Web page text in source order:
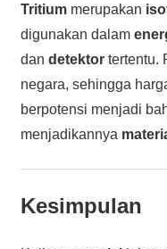
Tritiummerupakan
digunakan dalam
dan detektortertentu.
negara, sehingga
berpotensi menjadi
menjadikannya
Kesimpulan